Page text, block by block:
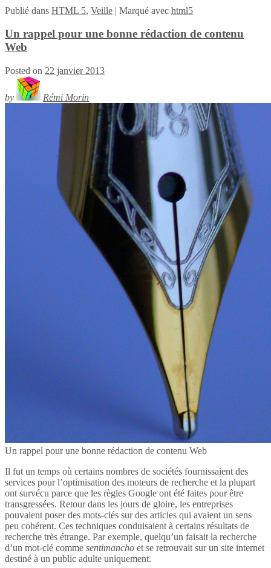
Publié dans HTML 5, Veille | Marqué avec html5
Un rappel pour une bonne rédaction de contenu
Web
Posted on 22 janvier 2013
by Rémi Morin
Un rappel pour une bonne rédaction de contenu Web
Il fut un temps où certains nombres de sociétés fournissaient des
services pour l’optimisation des moteurs de recherche et la plupart
ont survécu parce que les règles Google ont été faites pour être
transgressées. Retour dans les jours de gloire, les entreprises
pouvaient poser des mots-clés sur des articles qui avaient un sens
peu cohérent. Ces techniques conduisaient à certains résultats de
recherche très étrange. Par exemple, quelqu’un faisait la recherche
d’un mot-clé comme sentimancho et se retrouvait sur un site internet
destiné à un public adulte uniquement.